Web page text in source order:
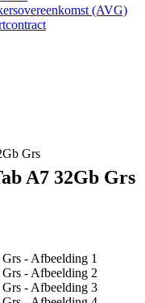
(AVG)
Grs
A7 32Gb Grs